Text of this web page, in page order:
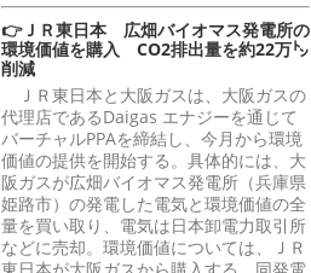
👉ＪＲ東日本 広畑バイオマス発電所の
環境価値を購入 CO2排出量を約22万㌧
削減
ＪＲ東日本と大阪ガスは、大阪ガスの
代理店であるDaigas エナジーを通じて
バーチャルPPAを締結し、今月から環境
価値の提供を開始する。具体的には、大
阪ガスが広畑バイオマス発電所（兵庫県
姫路市）の発電した電気と環境価値の全
量を買い取り、電気は日本卸電力取引所
などに売却。環境価値については、ＪＲ